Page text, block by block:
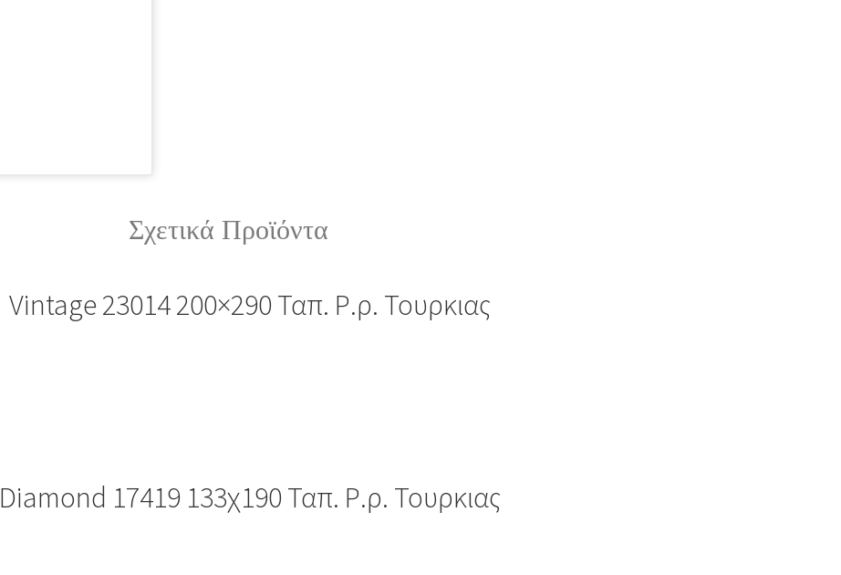
Σχετικά Προϊόντα
Vintage 23014 200×290 Ταπ. Ρ.ρ. Τουρκιας
Diamond 17419 133χ190 Ταπ. Ρ.ρ. Τουρκιας